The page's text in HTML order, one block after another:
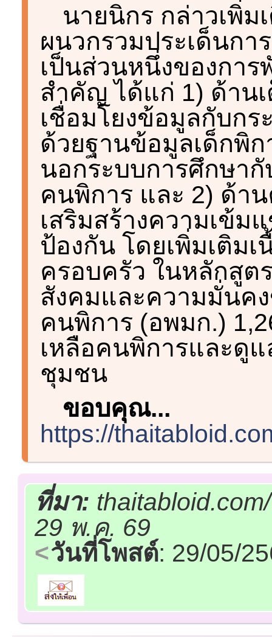
นายนิกร กล่าวเพิ่ม
ผนวกรวมประเด็นก
เป็นส่วนหนึ่งของกา
สำคัญ ได้แก่ 1) ด้าน
เชื่อมโยงข้อมูลกับกร
ด้วยฐานข้อมูลเด็กพิก
นอกระบบการศึกษา
คนพิการ และ 2) ด้า
เสริมสร้างความเข้ม
ป้องกัน โดยเพิ่มเติม
ครอบครัว ในหลักสู
สังคมและความมั่นค
คนพิการ (อพมก.)
เหลือคนพิการและดู
ชุมชน
ขอบคุณ...
https://
ที่มา:
29 พ.ค. 69
วันที่โพสต์: 29/05/